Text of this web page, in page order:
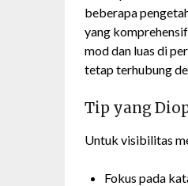
beberapa
yang
mod dan luas di
tetap terhubung
Tip yang
Untuk visibilitas
Fokus pada